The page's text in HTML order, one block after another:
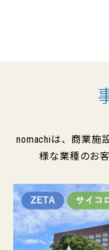
nomachiは、商業施
様な業種のお